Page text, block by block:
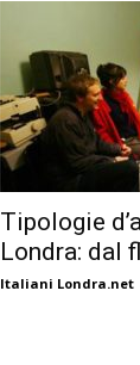
Tipologie
Londra: dal
Italiani Londra.net